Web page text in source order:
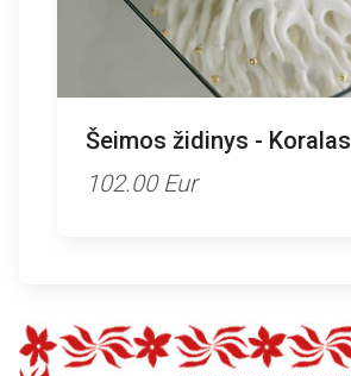
Šeimos židinys - Koralas
102.00 Eur